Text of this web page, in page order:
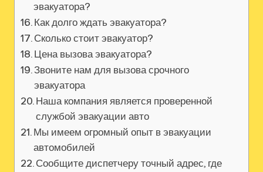
эвакуатора?
Как долго ждать эвакуатора?
Сколько стоит эвакуатор?
Цена вызова эвакуатора?
Звоните нам для вызова срочного
эвакуатора
Наша компания является проверенной
службой эвакуации авто
Мы имеем огромный опыт в эвакуации
автомобилей
Сообщите диспетчеру точный адрес, где